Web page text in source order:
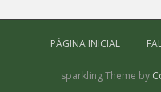
r
m
PÁGINA INICIAL
sparkling Theme by